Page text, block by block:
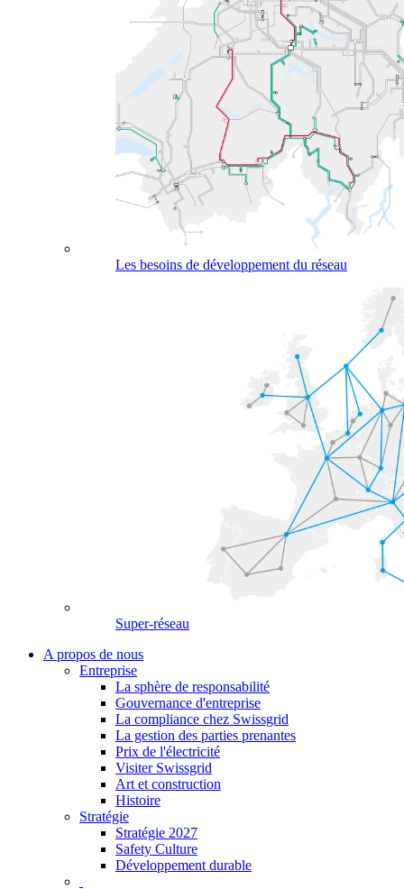
Les besoins de développement du réseau
Super-réseau
A propos de nous
Entreprise
La sphère de responsabilité
Gouvernance d'entreprise
La compliance chez Swissgrid
La gestion des parties prenantes
Prix de l'électricité
Visiter Swissgrid
Art et construction
Histoire
Stratégie
Stratégie 2027
Safety Culture
Développement durable